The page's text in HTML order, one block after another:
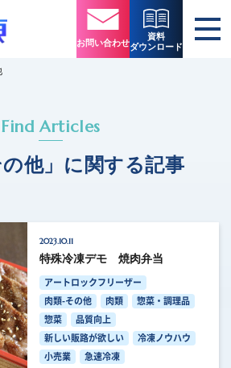
お問い合わせ
資料
ダウンロード
Find Articles
の他」に関する記事
2023.10.11
特殊冷凍デモ 焼肉弁当
アートロックフリーザー
肉類-その他
肉類
惣菜・調理品
惣菜
品質向上
新しい販路が欲しい
冷凍ノウハウ
小売業
急速冷凍